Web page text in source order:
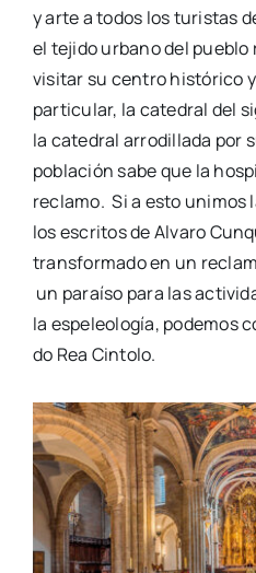
y arte a todos los turistas
el tejido urbano del
visitar su centro histórico
particular, la catedral del
la catedral arrodillada por
población sabe que la
reclamo.Si a esto unimos
los escritos de Alvaro
transformado en un
un paraíso para las
la espeleología, podemos
do Rea Cintolo.